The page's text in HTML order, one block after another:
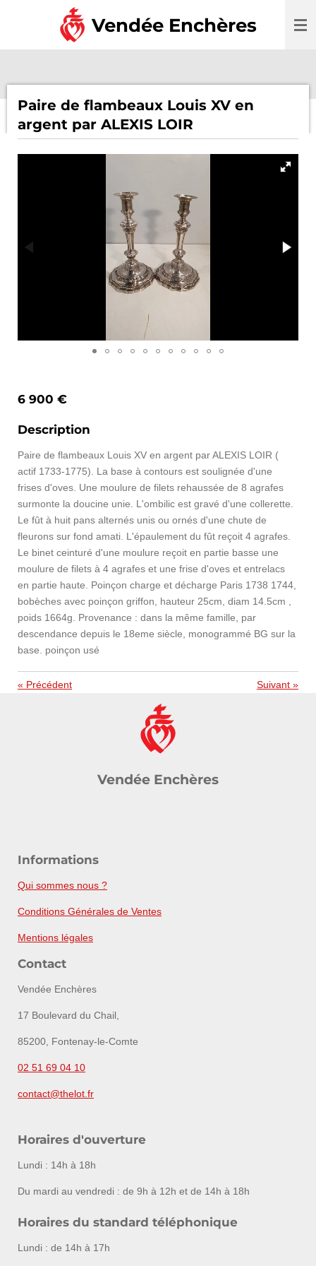
Vendée Enchères
Paire de flambeaux Louis XV en
argent par ALEXIS LOIR
6 900 €
Description
Paire de flambeaux Louis XV en argent par ALEXIS LOIR (
actif 1733-1775). La base à contours est soulignée d'une
frises d'oves. Une moulure de filets rehaussée de 8 agrafes
surmonte la doucine unie. L'ombilic est gravé d'une collerette.
Le fût à huit pans alternés unis ou ornés d'une chute de
fleurons sur fond amati. L'épaulement du fût reçoit 4 agrafes.
Le binet ceinturé d'une moulure reçoit en partie basse une
moulure de filets à 4 agrafes et une frise d'oves et entrelacs
en partie haute. Poinçon charge et décharge Paris 1738 1744,
bobèches avec poinçon griffon, hauteur 25cm, diam 14.5cm ,
poids 1664g. Provenance : dans la même famille, par
descendance depuis le 18eme siècle, monogrammé BG sur la
base. poinçon usé
« Précédent Suivant »
Vendée Enchères
Informations
Qui sommes nous ?
Conditions Générales de Ventes
Mentions légales
Contact
Vendée Enchères
17 Boulevard du Chail,
85200, Fontenay-le-Comte
02 51 69 04 10
contact@thelot.fr
Horaires d'ouverture
Lundi : 14h à 18h
Du mardi au vendredi : de 9h à 12h et de 14h à 18h
Horaires du standard téléphonique
Lundi : de 14h à 17h